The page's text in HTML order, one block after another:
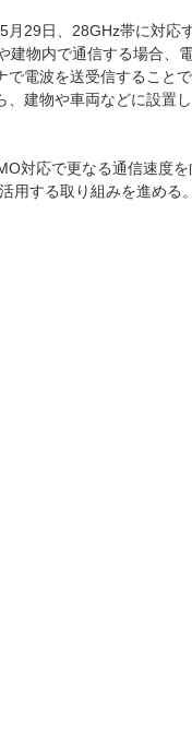
29日、28GHz帯に対応
建物内で通信する場合、
電波を送受信すること
建物や車両などに設置
対応で更なる通信速度
用する取り組みを進める